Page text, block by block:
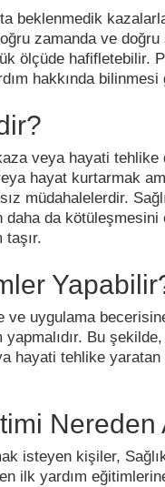
beklenmedik
zamanda ve
ölçüde hafifletebilir.
hakkında bilinmesi
veya hayati tehlike
hayat kurtarmak
müdahalelerdir.
da kötüleşmesini
taşır.
ve uygulama
Bu
hayati tehlike
Nereden
isteyen kişiler,
ilk yardım